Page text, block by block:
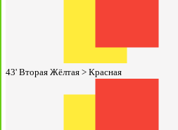
43' Вторая Жёлтая > Красная